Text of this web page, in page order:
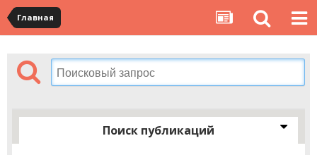
Главная
Поиск публикаций